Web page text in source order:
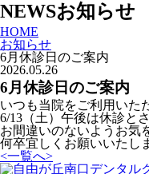
NEWSお知らせ
HOME
お知らせ
6月休診日のご案内
2026.05.26
6月休診日のご案内
いつも当院をご利用いた
6/13（土）午後は休診と
お間違いのないようお気
何卒宜しくお願いいたし
<一覧へ>